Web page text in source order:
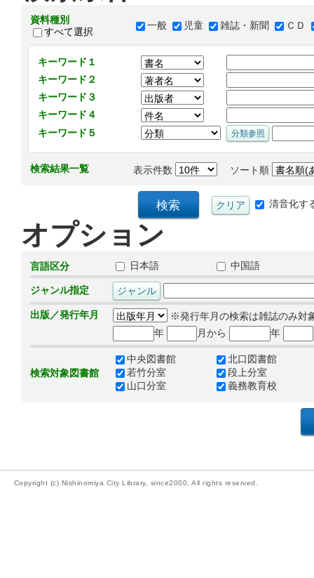
資料種別
すべて選択
一般 児童 雑誌・新聞 ＣＤ
キーワード１
キーワード２
キーワード３
キーワード４
キーワード５
検索結果一覧 表示件数 ソート順
清音化す
オプション
言語区分 日本語 中国語
ジャンル指定
出版／発行年月
※発行年月の検索は雑誌のみ対
年
月から 年
検索対象図書館
中央図書館
北口図書館
若竹分室
段上分室
山口分室
義務教育校
Copyright (c) Nishinomiya City Library, since2000, All rights reserved.